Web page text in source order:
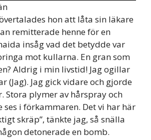
hon att låta sin läkare
remitterade henne för en
insåg vad det betydde var
mot kullarna. En gran som
Aldrig i min livstid! Jag ogillar
(Jag). Jag gick vidare och gjorde
Stora plymer av hårspray och
ses i förkammaren. Det vi har här
skräp”, tänkte jag, så snälla
detonerade en bomb.